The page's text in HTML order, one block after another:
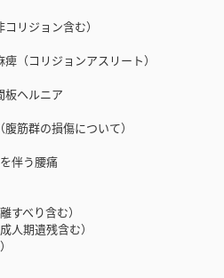
リジョン含む）
（コリジョンアスリート）
板ヘルニア
筋群の損傷について）
伴う腰痛
すべり含む）
人期遺残含む）